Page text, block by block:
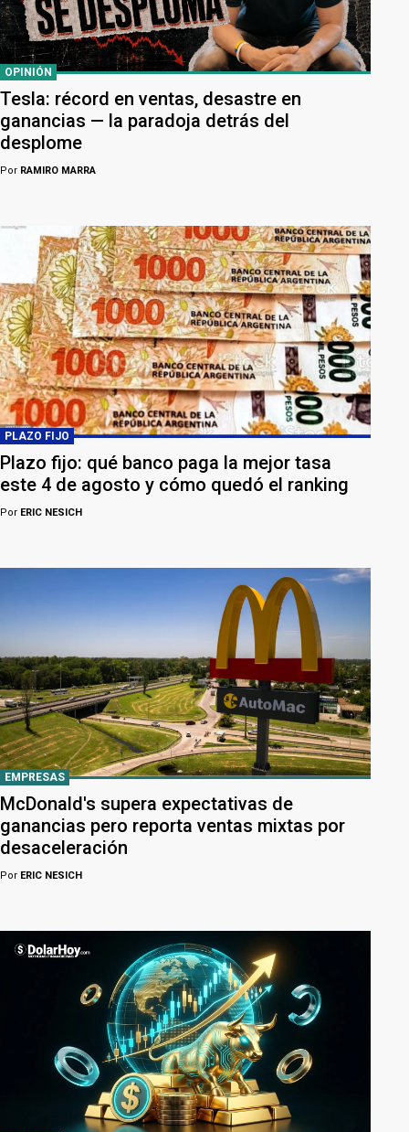
OPINIÓN
Tesla: récord en ventas, desastre en
ganancias — la paradoja detrás del
desplome
Por RAMIRO MARRA
PLAZO FIJO
Plazo fijo: qué banco paga la mejor tasa
este 4 de agosto y cómo quedó el ranking
Por ERIC NESICH
EMPRESAS
McDonald's supera expectativas de
ganancias pero reporta ventas mixtas por
desaceleración
Por ERIC NESICH